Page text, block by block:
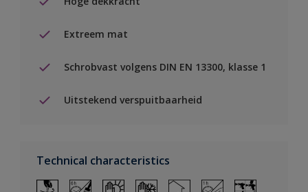
Extreem mat
Schrobvast volgens DIN EN 13300, klasse 1
Uitstekend verspuitbaarheid
Technical characteristics